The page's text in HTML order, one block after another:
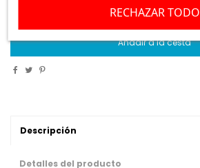
Añadir a la cesta
Descripción
Detalles del producto
RECHAZAR TODO